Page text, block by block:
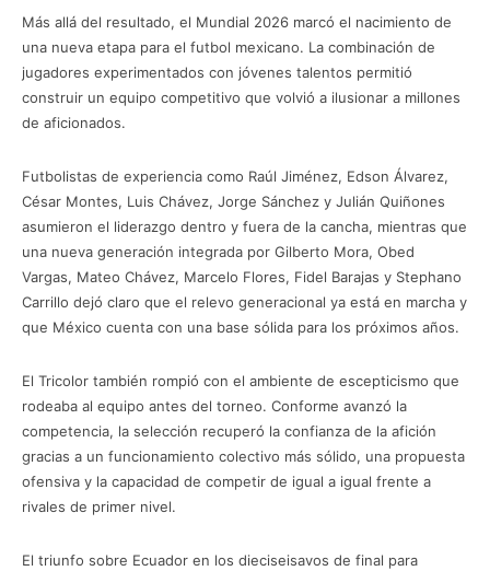
Más allá del resultado, el Mundial 2026 marcó el nacimiento de
una nueva etapa para el futbol mexicano. La combinación de
jugadores experimentados con jóvenes talentos permitió
construir un equipo competitivo que volvió a ilusionar a millones
de aficionados.
Futbolistas de experiencia como Raúl Jiménez, Edson Álvarez,
César Montes, Luis Chávez, Jorge Sánchez y Julián Quiñones
asumieron el liderazgo dentro y fuera de la cancha, mientras que
una nueva generación integrada por Gilberto Mora, Obed
Vargas, Mateo Chávez, Marcelo Flores, Fidel Barajas y Stephano
Carrillo dejó claro que el relevo generacional ya está en marcha y
que México cuenta con una base sólida para los próximos años.
El Tricolor también rompió con el ambiente de escepticismo que
rodeaba al equipo antes del torneo. Conforme avanzó la
competencia, la selección recuperó la confianza de la afición
gracias a un funcionamiento colectivo más sólido, una propuesta
ofensiva y la capacidad de competir de igual a igual frente a
rivales de primer nivel.
El triunfo sobre Ecuador en los dieciseisavos de final para